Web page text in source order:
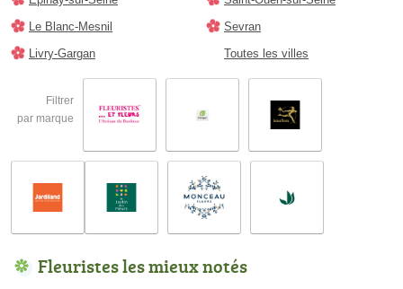
Le Blanc-Mesnil
Livry-Gargan
Sevran
Toutes les villes
Filtrer
par marque
Fleuristes les mieux notés